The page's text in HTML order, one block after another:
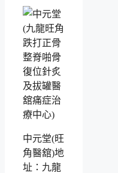
中元堂(旺
角醫舘)地
址：九龍